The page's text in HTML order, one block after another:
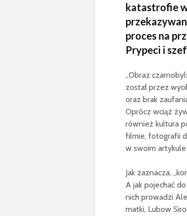
katastrofie
proces na
Prypeci i
„Obraz
został przez
oraz brak
Oprócz wciąż
również kultura
filmie, fotografii
w swoim
Jak zaznacza,
A jak pojechać
nich prowadzi
matki, Lubow